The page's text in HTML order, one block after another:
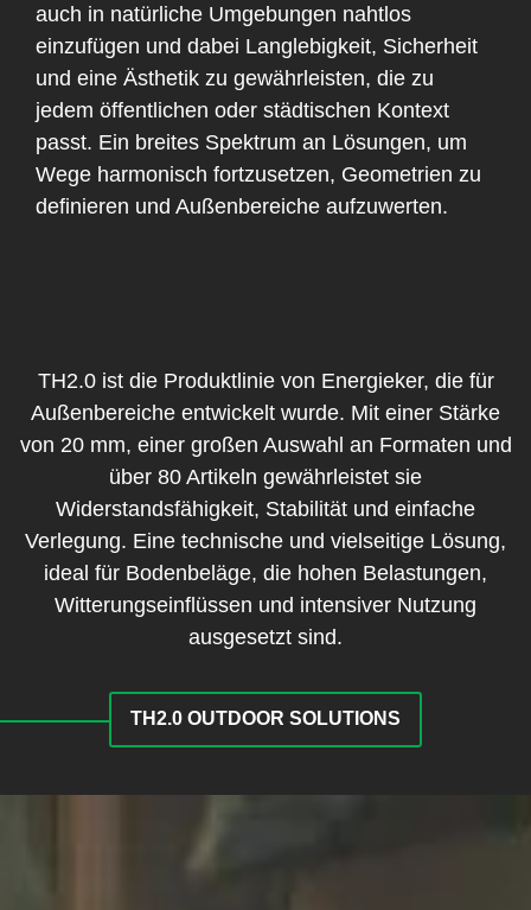
auch in natürliche Umgebungen nahtlos
einzufügen und dabei Langlebigkeit, Sicherheit
und eine Ästhetik zu gewährleisten, die zu
jedem öffentlichen oder städtischen Kontext
passt. Ein breites Spektrum an Lösungen, um
Wege harmonisch fortzusetzen, Geometrien zu
definieren und Außenbereiche aufzuwerten.
TH2.0 ist die Produktlinie von Energieker, die für
Außenbereiche entwickelt wurde. Mit einer Stärke
von 20 mm, einer großen Auswahl an Formaten und
über 80 Artikeln gewährleistet sie
Widerstandsfähigkeit, Stabilität und einfache
Verlegung. Eine technische und vielseitige Lösung,
ideal für Bodenbeläge, die hohen Belastungen,
Witterungseinflüssen und intensiver Nutzung
ausgesetzt sind.
TH2.0 OUTDOOR SOLUTIONS